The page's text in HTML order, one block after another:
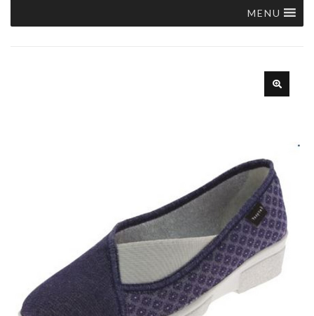
MENU